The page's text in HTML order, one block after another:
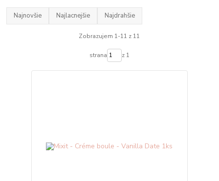
Najnovšie Najlacnejšie Najdrahšie
Zobrazujem 1-11 z 11
strana z 1